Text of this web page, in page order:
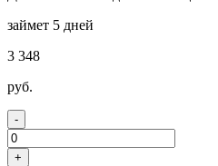
займет 5 дней
3 348
руб.
-
+